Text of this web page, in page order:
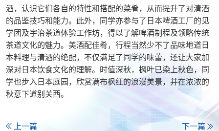
酒，认识它们各自的特性和搭配的菜肴，从而提升了对清酒
的品鉴技巧和能力。此外，同学亦参与了日本啤酒工厂的见
学团及宇治茶道体验工作坊，得以了解啤酒制程及领略传统
茶道文化的魅力。美酒配佳肴，行程当然少不了品味地道日
本料理与清酒的绝配，不仅满足了同学的味蕾，还让大家加
深对日本饮食文化的理解。时值深秋，枫叶已染上秋色，同
学也步入日本庭园，欣赏满布枫红的浪漫美景，并在浓浓的
秋意下道别关西。
上一篇 下一篇